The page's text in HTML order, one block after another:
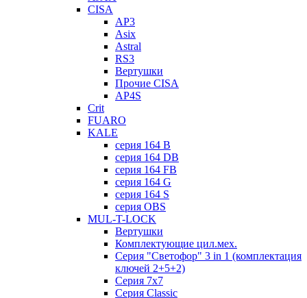
CISA
AP3
Asix
Astral
RS3
Вертушки
Прочие CISA
AP4S
Crit
FUARO
KALE
серия 164 B
серия 164 DB
серия 164 FB
серия 164 G
серия 164 S
серия OBS
MUL-T-LOCK
Вертушки
Комплектующие цил.мех.
Серия "Светофор" 3 in 1 (комплектация
ключей 2+5+2)
Серия 7х7
Серия Classic